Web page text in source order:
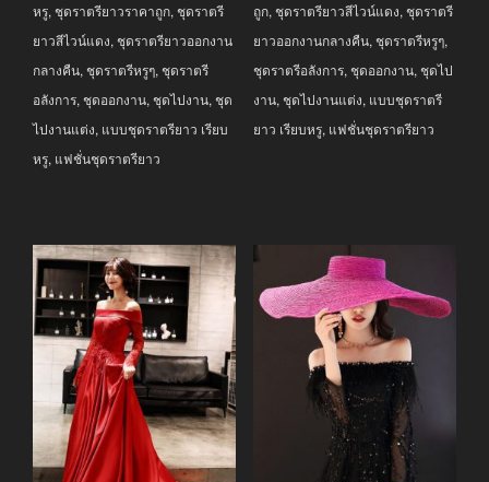
หรู, ชุดราตรียาวราคาถูก, ชุดราตรี
ยาวสีไวน์แดง, ชุดราตรียาวออกงาน
กลางคืน, ชุดราตรีหรูๆ, ชุดราตรี
อลังการ, ชุดออกงาน, ชุดไปงาน, ชุด
ไปงานแต่ง, แบบชุดราตรียาว เรียบ
หรู, แฟชั่นชุดราตรียาว
ถูก, ชุดราตรียาวสีไวน์แดง, ชุดราตรี
ยาวออกงานกลางคืน, ชุดราตรีหรูๆ,
ชุดราตรีอลังการ, ชุดออกงาน, ชุดไป
งาน, ชุดไปงานแต่ง, แบบชุดราตรี
ยาว เรียบหรู, แฟชั่นชุดราตรียาว